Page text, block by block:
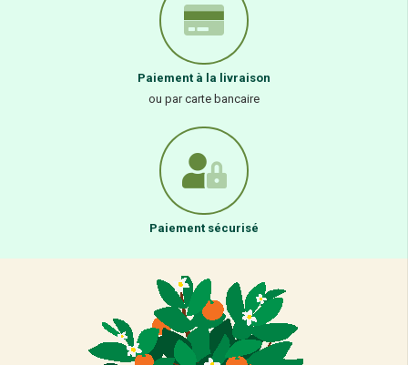
Paiement à la livraison
ou par carte bancaire
Paiement sécurisé